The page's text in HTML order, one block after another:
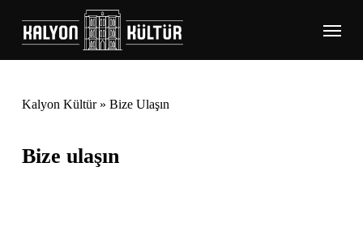
main
Menu
Kalyon Kültür» Bize Ulaşın
Bize ulaşın